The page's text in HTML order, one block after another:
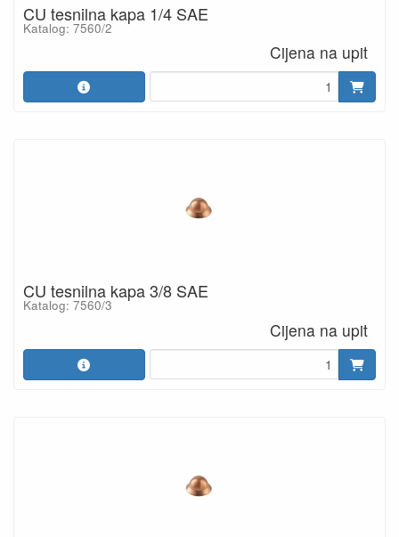
CU tesnilna kapa 1/4 SAE
Katalog: 7560/2
Cijena na upit
CU tesnilna kapa 3/8 SAE
Katalog: 7560/3
Cijena na upit